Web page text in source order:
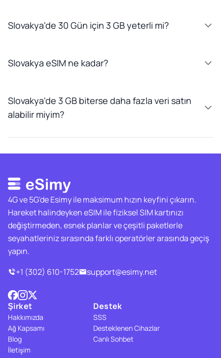
Slovakya'de 30 Gün için 3 GB yeterli mi?
Slovakya eSIM ne kadar?
Slovakya'de 3 GB biterse daha fazla veri satın
alabilir miyim?
4G ve 5G'de Esimy ile maksimum hızın keyfini çıkarın.
Hareket halindeyken eSIM ile fiziksel SIM kartınızı
değiştirmeden, esnek planlar ve çeşitli paketlerle
seyahatleriniz sırasında farklı operatörler arasında geçiş
yapın.
+1 (302) 610-1752
support@esimy.net
Şirket
Hakkımızda
Ağ Kapsamı
Blog
İletişim
Destek
SSS
Desteklenen Cihazlar
Canlı Sohbet